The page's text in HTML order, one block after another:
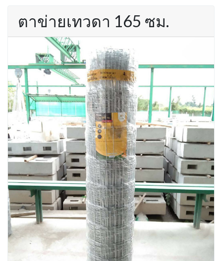
ตาข่ายเทวดา 165 ซม.